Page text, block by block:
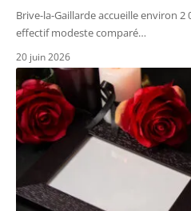
Brive-la-Gaillarde accueille environ
effectif modeste comparé…
20 juin 2026